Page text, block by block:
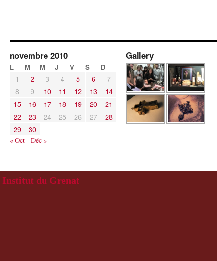
novembre 2010
L M M J V S D
1 2 3 4 5 6
7
8
9 10 11 12 13
14
15
16 17 18 19 20
21
22
23 24 25 26 27
28
29
30
« Oct Déc »
Gallery
Institut du Grenat